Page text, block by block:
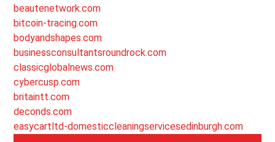
beautenetwork.com
bitcoin-tracing.com
bodyandshapes.com
businessconsultantsroundrock.com
classicglobalnews.com
cybercusp.com
britaintt.com
deconds.com
easycartltd-domesticcleaningservicesedinburgh.com